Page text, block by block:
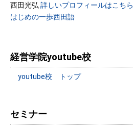
西田光弘 詳しいプロフィールはこちら
はじめの一歩西田語
経営学院youtube校
youtube校 トップ
セミナー